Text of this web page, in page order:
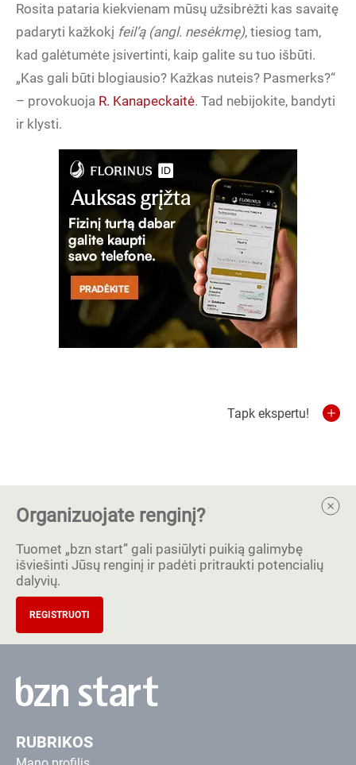
Rosita pataria kiekvienam mūsų užsibrėžti kas savaitę
padaryti kažkokį feil’ą (angl. nesėkmę), tiesiog tam,
kad galėtumėte įsivertinti, kaip galite su tuo išbūti.
„Kas gali būti blogiausio? Kažkas nuteis? Pasmerks?“
– provokuoja R. Kanapeckaitė. Tad nebijokite, bandyti
ir klysti.
Tapk ekspertu!
Organizuojate renginį?
Tuomet „bzn start” gali pasiūlyti puikią galimybę
išviešinti Jūsų renginį ir padėti pritraukti potencialių
dalyvių.
REGISTRUOTI
RUBRIKOS